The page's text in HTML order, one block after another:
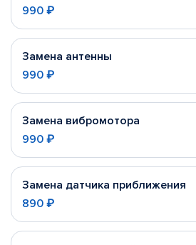
990 ₽
Замена антенны
990 ₽
Замена вибромотора
990 ₽
Замена датчика приближения
890 ₽